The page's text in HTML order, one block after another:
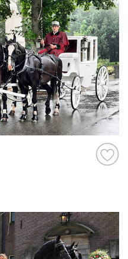
professional op
van echte
deze al
Soms vind je
op onze
wel aan
te schrijven!
van zijn dat je
krijgt met de
onze website. Het
die als
onvergetelijke
Trouwkoets in